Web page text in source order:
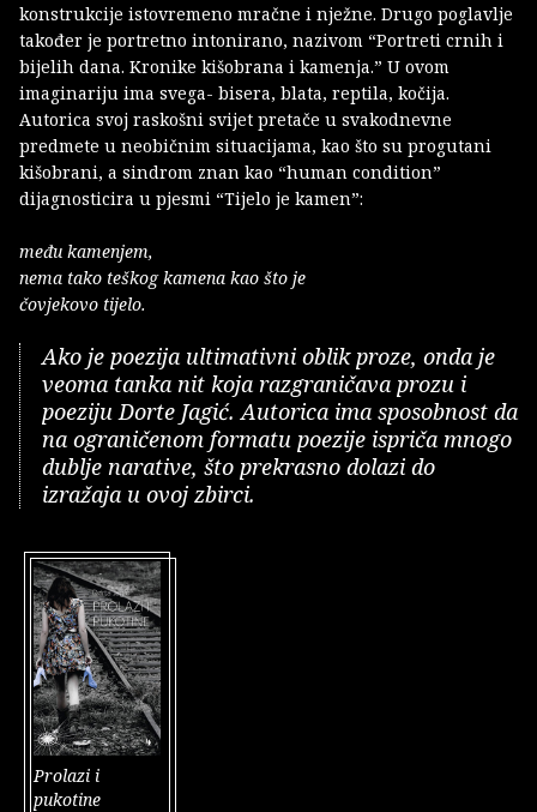
konstrukcije istovremeno mračne i nježne. Drugo poglavlje
također je portretno intonirano, nazivom “Portreti crnih i
bijelih dana. Kronike kišobrana i kamenja.” U ovom
imaginariju ima svega- bisera, blata, reptila, kočija.
Autorica svoj raskošni svijet pretače u svakodnevne
predmete u neobičnim situacijama, kao što su progutani
kišobrani, a sindrom znan kao “human condition”
dijagnosticira u pjesmi “Tijelo je kamen”:
među kamenjem,
nema tako teškog kamena kao što je
čovjekovo tijelo.
Ako je poezija ultimativni oblik proze, onda je
veoma tanka nit koja razgraničava prozu i
poeziju Dorte Jagić. Autorica ima sposobnost da
na ograničenom formatu poezije ispriča mnogo
dublje narative, što prekrasno dolazi do
izražaja u ovoj zbirci.
Prolazi i
pukotine